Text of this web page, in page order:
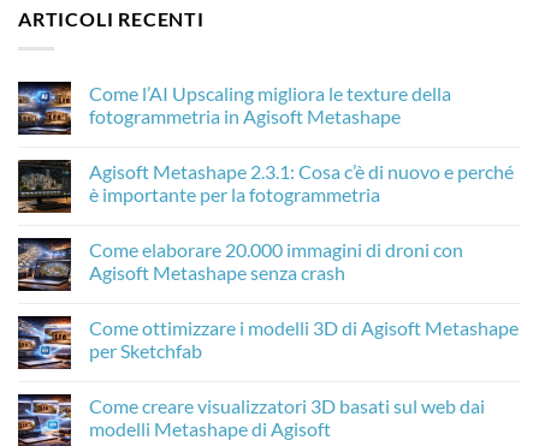
ARTICOLI RECENTI
Come l’AI Upscaling migliora le texture della
fotogrammetria in Agisoft Metashape
su
Come
l’AI
le
texture
della
Agisoft
Metashape
Agisoft Metashape 2.3.1: Cosa c’è di nuovo e perché
è importante per la fotogrammetria
su
Agisoft
Metashape
c’è
nuovo
è
importante
per
Come elaborare 20.000 immagini di droni con
Agisoft Metashape senza crash
su
elaborare
di
con
Come ottimizzare i modelli 3D di Agisoft Metashape
per Sketchfab
su
ottimizzare
Come creare visualizzatori 3D basati sul web dai
modelli Metashape di Agisoft